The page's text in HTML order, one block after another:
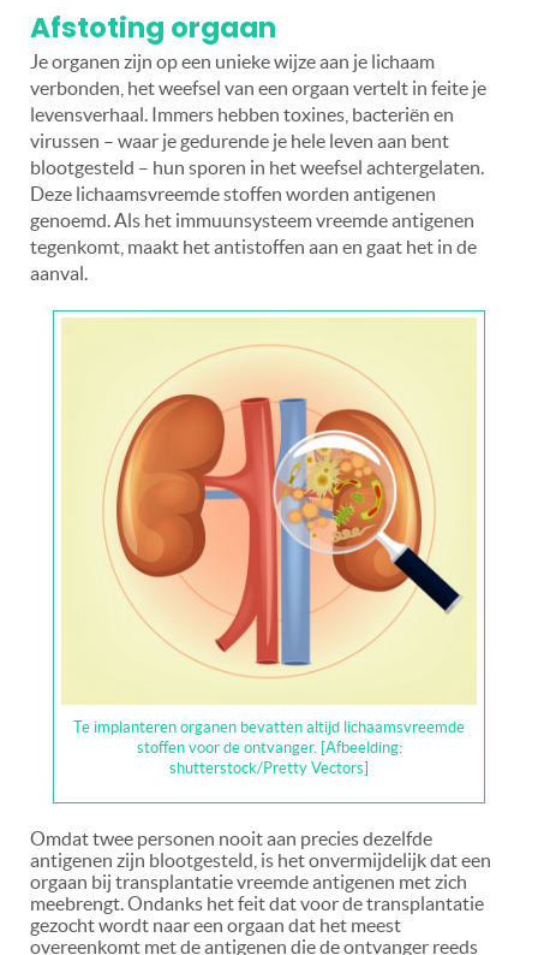
Afstoting orgaan
Je organen zijn op een unieke wijze aan je lichaam
verbonden, het weefsel van een orgaan vertelt in feite je
levensverhaal. Immers hebben toxines, bacteriën en
virussen – waar je gedurende je hele leven aan bent
blootgesteld – hun sporen in het weefsel achtergelaten.
Deze lichaamsvreemde stoffen worden antigenen
genoemd. Als het immuunsysteem vreemde antigenen
tegenkomt, maakt het antistoffen aan en gaat het in de
aanval.
Te implanteren organen bevatten altijd lichaamsvreemde
stoffen voor de ontvanger. [Afbeelding:
shutterstock/Pretty Vectors]
Omdat twee personen nooit aan precies dezelfde
antigenen zijn blootgesteld, is het onvermijdelijk dat een
orgaan bij transplantatie vreemde antigenen met zich
meebrengt. Ondanks het feit dat voor de transplantatie
gezocht wordt naar een orgaan dat het meest
overeenkomt met de antigenen die de ontvanger reeds